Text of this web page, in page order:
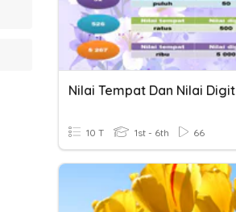
Nilai Tempat Dan Nilai Digit
10 T 1st - 6th 66